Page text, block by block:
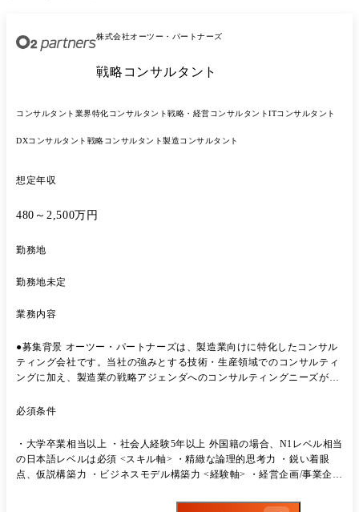
株式会社オーツー・パートナーズ
戦略コンサルタント
コンサルタント 業界特化コンサルタント戦略・経営コンサルタントITコンサルタント
DXコンサルタント 戦略コンサルタント製造コンサルタント
想定年収
480～2,500万円
勤務地
勤務地未定
業務内容
●募集背景 オーツー・パートナーズは、製造業向けに特化したコンサル
ティング会社です。当社の強みとする技術・生産領域でのコンサルティ
ングに加え、製造業の戦略アジェンダへのコンサルティングニーズが高
一緒に製造業を盛り上げていける仲間を募集致します。 ＜業務内容＞
等)に対して以下業務を提供します。 ・全社改革/ビジョン・中期経営計
画策定/戦略策定、施策実行支援 ・経営管理手法、経営スタイル変革支
援 ・組織構造改革 ・新規事業戦略立案、企画、実行支援 ・M&A戦略、
戦略、グランドデザイン ※変更の範囲:当社が定める業務
必須条件
・大学卒業相当以上 ・社会人経験5年以上 外国籍の場合、N1レベル相当
の日本語レベルは必須 <スキル軸> ・精緻な論理的思考力 ・鋭い着眼
点、仮説構築力 ・ビジネスモデル構築力 <経験軸> ・経営企画/事業企画
M&A戦略策定 ・経営管理/管理会計の業務経験 ・新規事業立上の経験